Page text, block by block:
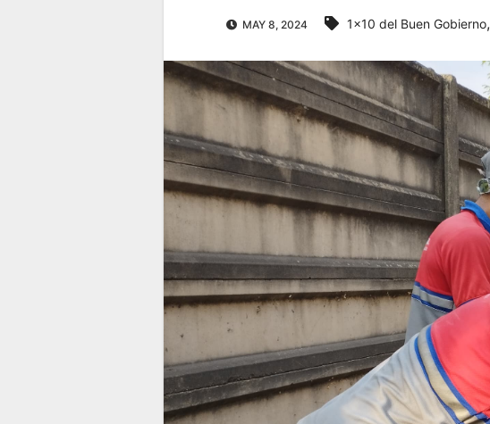
MAY 8, 2024 1x10 del Buen Gobierno,